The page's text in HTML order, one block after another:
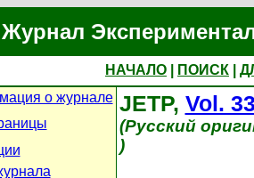
Журнал
НАЧАЛО ПОИСК
о журнале JETP, Vol.
(Русский
)